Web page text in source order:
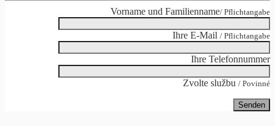
Vorname und Familienname/ Pflichtangabe
Ihre E-Mail / Pflichtangabe
Ihre Telefonnummer
Zvolte službu / Povinné